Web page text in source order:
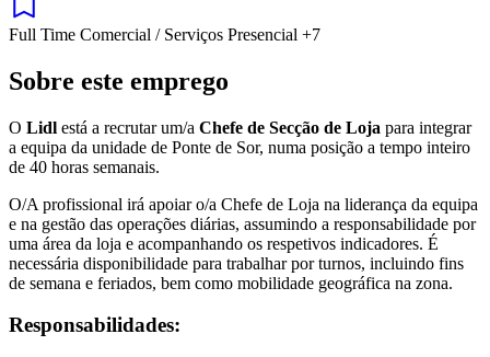
Full Time Comercial / Serviços Presencial +7
Sobre este emprego
O Lidl está a recrutar um/a Chefe de Secção de Loja para integrar
a equipa da unidade de Ponte de Sor, numa posição a tempo inteiro
de 40 horas semanais.
O/A profissional irá apoiar o/a Chefe de Loja na liderança da equipa
e na gestão das operações diárias, assumindo a responsabilidade por
uma área da loja e acompanhando os respetivos indicadores. É
necessária disponibilidade para trabalhar por turnos, incluindo fins
de semana e feriados, bem como mobilidade geográfica na zona.
Responsabilidades: